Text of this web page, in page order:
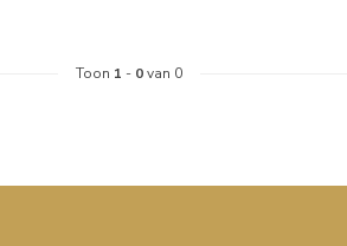
Toon 1 - 0van 0